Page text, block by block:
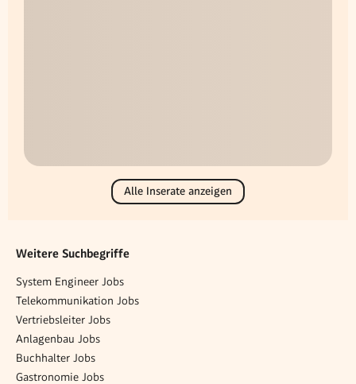
Alle Inserate anzeigen
Weitere Suchbegriffe
System Engineer Jobs
Telekommunikation Jobs
Vertriebsleiter Jobs
Anlagenbau Jobs
Buchhalter Jobs
Gastronomie Jobs